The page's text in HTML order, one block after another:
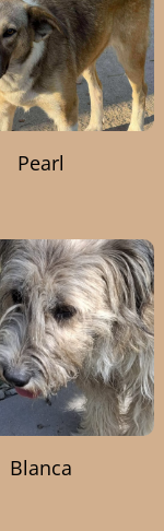
Pearl
Blanca